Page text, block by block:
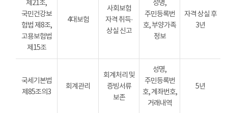
제21조,
국민건강보
험법 제8조,
고용보험법
제15조
4대보험
사회보험
자격 취득·
상실 신고
성명,
주민등록번
호, 부양가족
정보
자격 상실 후
3년
국세기본법
제85조의3
회계관리
회계처리 및
증빙서류
보존
성명,
주민등록번
호, 계좌번호,
거래내역
5년